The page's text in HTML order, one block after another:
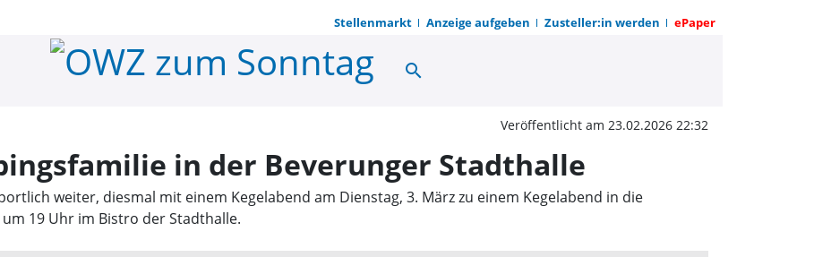
Stellenmarkt Anzeige aufgeben Zusteller:in werden ePaper
Kegelabend der Kolpingsfamilie in
search
Veröffentlicht am 23.02.2026 22:32
in der Beverunger Stadthalle
weiter, diesmal mit einem Kegelabend am Dienstag, 3. März zu einem Kegelabend in die
19 Uhr im Bistro der Stadthalle.